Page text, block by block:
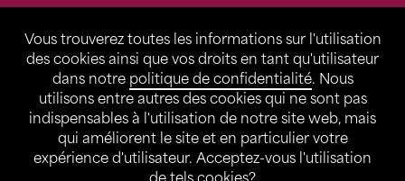
Vous trouverez toutes les informations sur l'utilisation
des cookies ainsi que vos droits en tant qu'utilisateur
dans notre politique de confidentialité. Nous
utilisons entre autres des cookies qui ne sont pas
indispensables à l'utilisation de notre site web, mais
qui améliorent le site et en particulier votre
expérience d'utilisateur. Acceptez-vous l'utilisation